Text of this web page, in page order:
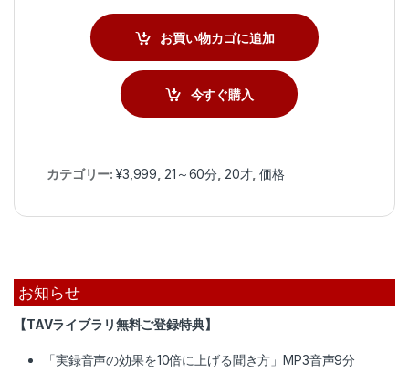
お買い物カゴに追加
今すぐ購入
カテゴリー:¥3,999 21～60分 20才,価格
お知らせ
【TAVライブラリ無料ご登録特典】
「実録音声の効果を10倍に上げる聞き方」MP3音声9分